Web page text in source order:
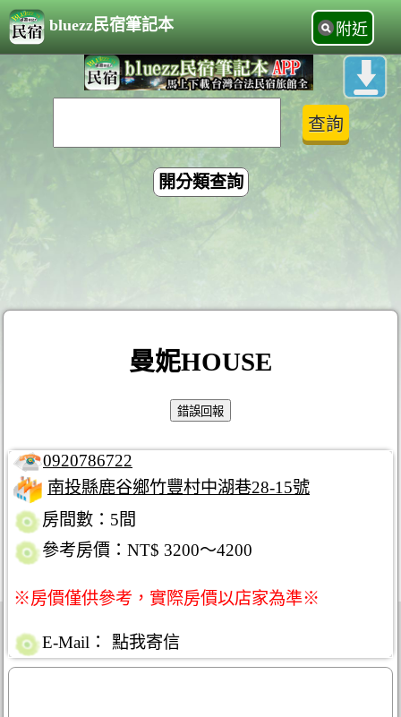
bluezz民宿筆記本 附近
開分類查詢
曼妮HOUSE
0920786722
南投縣鹿谷鄉竹豐村中湖巷28-15號
房間數：5間
參考房價：NT$ 3200～4200
※房價僅供參考，實際房價以店家為準※
E-Mail： 點我寄信